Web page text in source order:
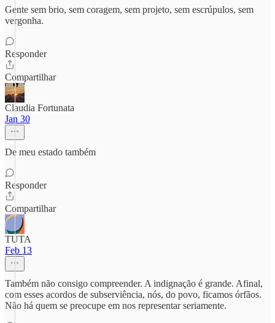
Gente sem brio, sem coragem, sem projeto, sem escrúpulos, sem
vergonha.
Responder
Compartilhar
Claudia Fortunata
Jan 30
De meu estado também
Responder
Compartilhar
TUTA
Feb 13
Também não consigo compreender. A indignação é grande. Afinal,
com esses acordos de subserviência, nós, do povo, ficamos órfãos.
Não há quem se preocupe em nos representar seriamente.